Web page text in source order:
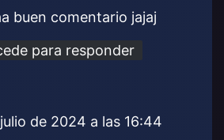
c
e
buen comentario jajaj
para responder
de 2024 a las 16:44